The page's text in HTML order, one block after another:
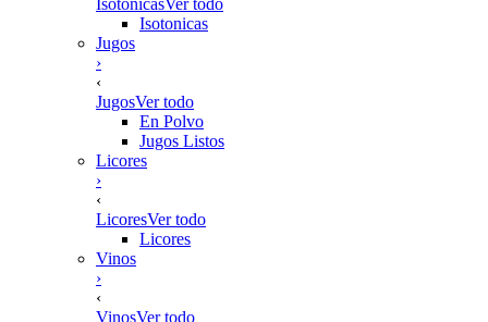
IsotonicasVer todo
Isotonicas
Jugos
›
‹
JugosVer todo
En Polvo
Jugos Listos
Licores
›
‹
LicoresVer todo
Licores
Vinos
›
‹
VinosVer todo